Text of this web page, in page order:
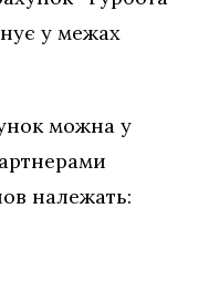
у межах
можна у
належать: